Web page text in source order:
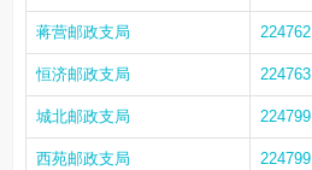
蒋营邮政支局 224762
恒济邮政支局 224763
城北邮政支局 224799
西苑邮政支局 224799